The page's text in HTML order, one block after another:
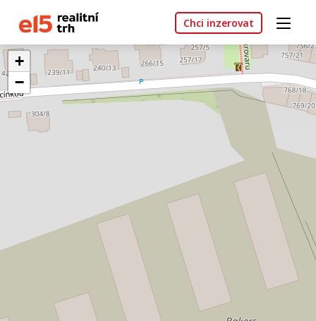
Chci inzerovat
+
−